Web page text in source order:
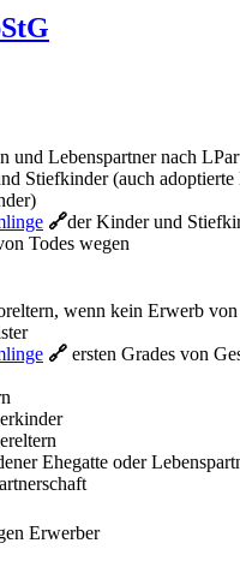
und Lebenspartner nach
Stiefkinder (auch
🔗der Kinder und
Todes wegen
wenn kein Erwerb von
🔗 ersten Grades von
Ehegatte oder
Erwerber